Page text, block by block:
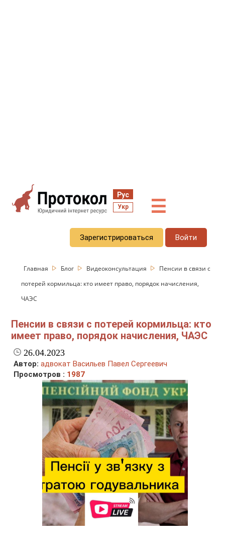
Рус
Укр ☰
Зарегистрироваться Войти
Главная Блог Видеоконсультация
Пенсии в связи с
потерей кормильца: кто имеет право, порядок начисления,
ЧАЭС
Пенсии в связи с потерей кормильца: кто
имеет право, порядок начисления, ЧАЭС
26.04.2023
Автор: адвокат Васильев Павел Сергеевич
Просмотров : 1987